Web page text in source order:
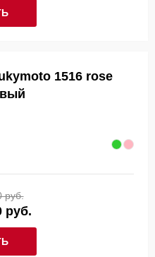
1516 rose
руб.
руб.